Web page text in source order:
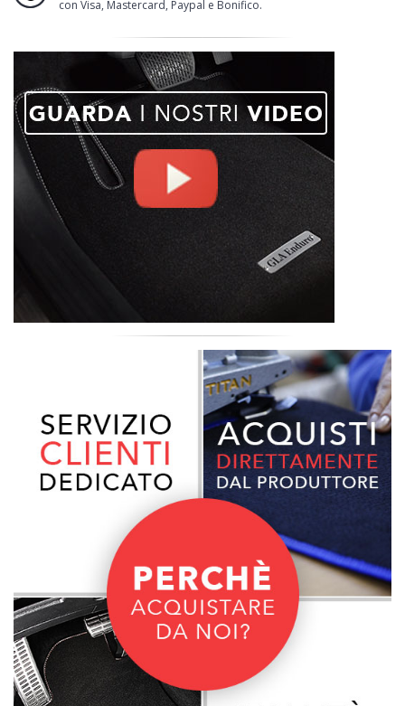
con Visa, Mastercard, Paypal e Bonifico.